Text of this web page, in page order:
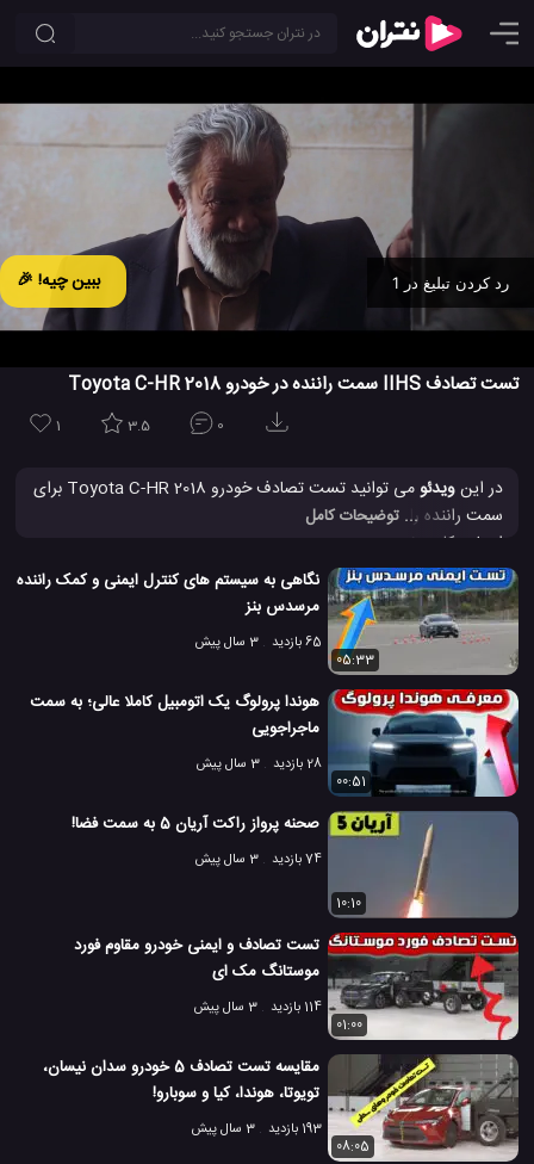
ببین چیه! 🎉 رد کردن تبلیغ در 1
تست تصادف IIHS سمت راننده در خودرو 2018 Toyota C-HR
1 3.5 0
در اینویدئو
می توانید تست تصادف خودرو 2018 Toyota C-HR برای
ارزیابی کلی: خوب
# تست # تست امنیت خودرو # تست تصادف
# تست تصادف IIHS # تست تصادف خودرو
# تویوتا # خودرو تویوتا
# شرکت تویوتا # کمپانی Toyota #
#
ماشین 2018 Toyota C-HR
8 سال پیش تکنولوژی ویدئو ویدئو های ماشین
... توضیحات کامل
نگاهی به سیستم های کنترل ایمنی و کمک راننده
مرسدس بنز
65 بازدید
3 سال پیش
05:33
هوندا پرولوگ یک اتومبیل کاملا عالی؛ به سمت
ماجراجویی
28 بازدید
3 سال پیش
00:51
صحنه پرواز راکت آریان 5 به سمت فضا!
74 بازدید 3 سال پیش
10:10
تست تصادف و ایمنی خودرو مقاوم فورد
موستانگ مک ای
114 بازدید
3 سال پیش
01:00
مقایسه تست تصادف 5 خودرو سدان نیسان،
تویوتا، هوندا، کیا و سوبارو!
193 بازدید
3 سال پیش
08:05